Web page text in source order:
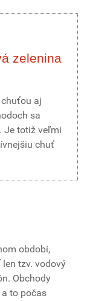
zelenina
aj
sa
Je totiž veľmi
chuť
období,
tzv. vodový
Obchody
to počas